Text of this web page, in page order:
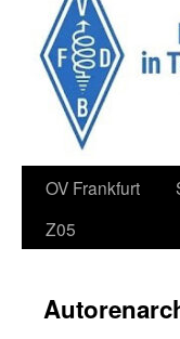
OV Frankfurt
Z05